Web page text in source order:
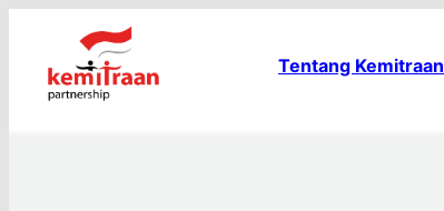
Tentang Kemitraan